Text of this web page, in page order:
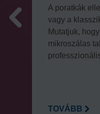
A poratkák
vagy a
Mutatjuk,
mikroszálas
TOVÁBB